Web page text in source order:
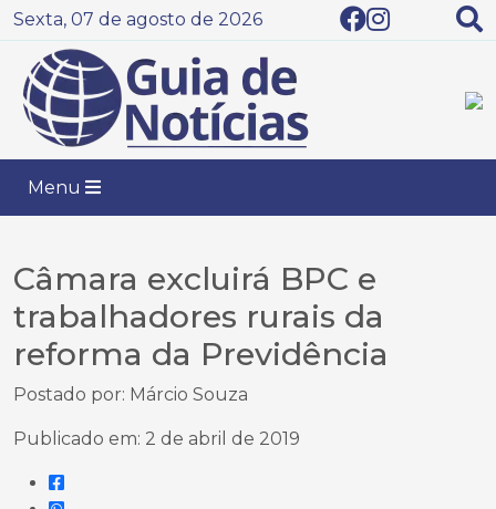
Sexta, 07 de agosto de 2026
Menu
Câmara excluirá BPC e
trabalhadores rurais da
reforma da Previdência
Postado por: Márcio Souza
Publicado em: 2 de abril de 2019